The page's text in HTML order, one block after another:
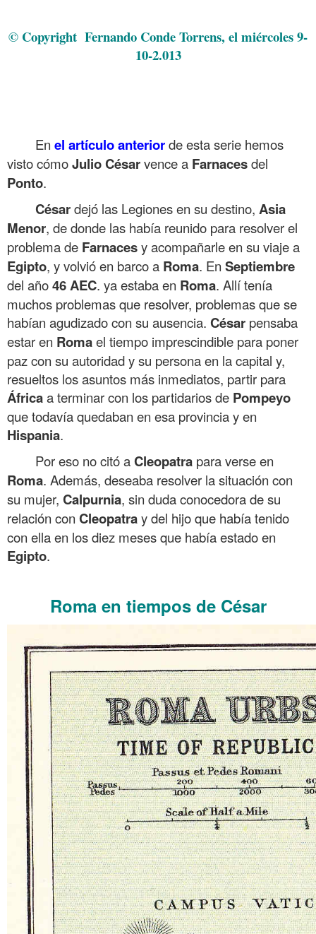
© Copyright Fernando Conde Torrens, el miércoles 9-
10-2.013
En el artículo anteriorde esta serie hemos
visto cómoJulioCésarvence a Farnacesdel
Ponto.
Césardejó las Legiones en su destino, Asia
Menor, de donde las había reunido para resolver el
problema de Farnacesy acompañarle en su viaje a
Egipto, y volvió en barco a Roma. En Septiembre
del año46AEC. ya estaba en Roma. Allí tenía
muchos problemas que resolver, problemas que se
habían agudizado con su ausencia. César pensaba
estar en Romael tiempo imprescindible para poner
paz con su autoridad y su persona en la capital y,
resueltos los asuntos más inmediatos, partir para
Áfricaa terminar con los partidarios de Pompeyo
que todavía quedaban en esa provincia y en
Hispania.
Por eso no citó aCleopatra para verse en
Roma. Además, deseaba resolver la situación con
su mujer, Calpurnia, sin duda conocedora de su
relación con Cleopatray del hijo que había tenido
con ella en los diez meses que había estado en
Egipto.
Roma en tiempos de César